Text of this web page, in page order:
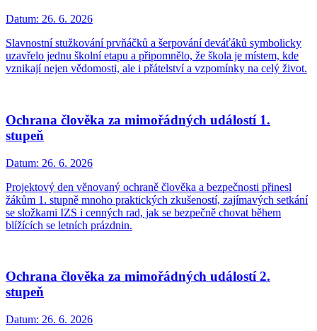
Datum: 26. 6. 2026
Slavnostní stužkování prvňáčků a šerpování deváťáků symbolicky
uzavřelo jednu školní etapu a připomnělo, že škola je místem, kde
vznikají nejen vědomosti, ale i přátelství a vzpomínky na celý život.
Ochrana člověka za mimořádných událostí 1.
stupeň
Datum: 26. 6. 2026
Projektový den věnovaný ochraně člověka a bezpečnosti přinesl
žákům 1. stupně mnoho praktických zkušeností, zajímavých setkání
se složkami IZS i cenných rad, jak se bezpečně chovat během
blížících se letních prázdnin.
Ochrana člověka za mimořádných událostí 2.
stupeň
Datum: 26. 6. 2026